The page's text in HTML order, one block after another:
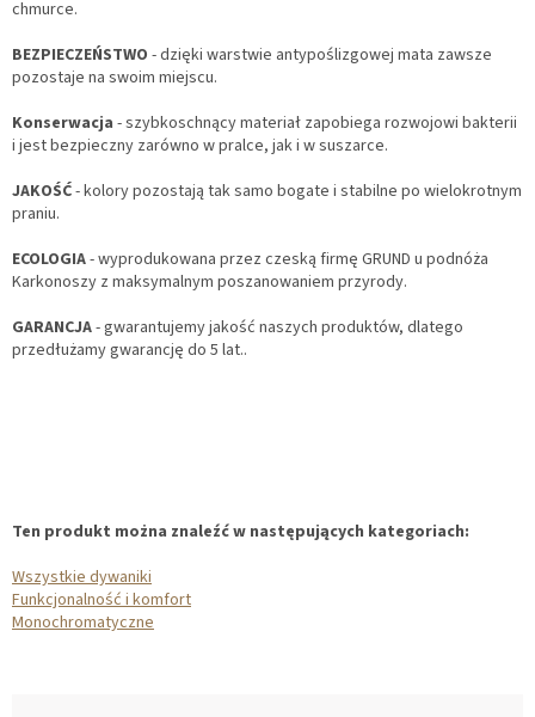
chmurce.
BEZPIECZEŃSTWO - dzięki warstwie antypoślizgowej mata zawsze
pozostaje na swoim miejscu.
Konserwacja - szybkoschnący materiał zapobiega rozwojowi bakterii
i jest bezpieczny zarówno w pralce, jak i w suszarce.
JAKOŚĆ- kolory pozostają tak samo bogate i stabilne po wielokrotnym
praniu.
ECOLOGIA- wyprodukowana przez czeską firmę GRUND u podnóża
Karkonoszy z maksymalnym poszanowaniem przyrody.
GARANCJA- gwarantujemy jakość naszych produktów, dlatego
przedłużamy gwarancję do 5 lat..
Ten produkt można znaleźć w następujących kategoriach:
Wszystkie dywaniki
Funkcjonalność i komfort
Monochromatyczne